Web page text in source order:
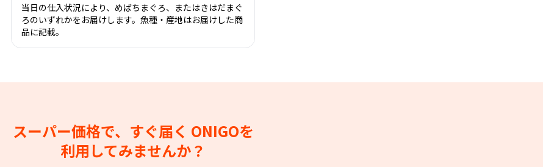
当日の仕入状況により、めばちまぐろ、またはきはだまぐ
ろのいずれかをお届けします。魚種・産地はお届けした商
品に記載。
スーパー価格で、すぐ届く ONIGOを
利用してみませんか？